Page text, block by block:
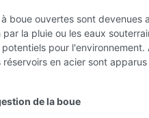
boue ouvertes sont devenues
la pluie ou les eaux
pour l'environnement.
en acier sont
de la boue